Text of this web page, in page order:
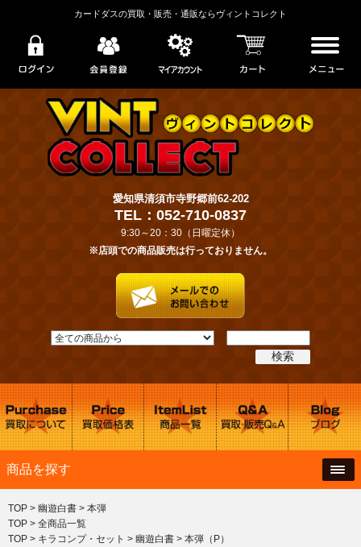
カードダスの買取・販売・通販ならヴィントコレクト
愛知県清須市寺野郷前62-202
TEL：052-710-0837
9:30～20：30（日曜定休）
※店頭での商品販売は行っておりません。
商品を探す
TOP > 幽遊白書 > 本弾
TOP > 全商品一覧
TOP > キラコンプ・セット > 幽遊白書 > 本弾（P）